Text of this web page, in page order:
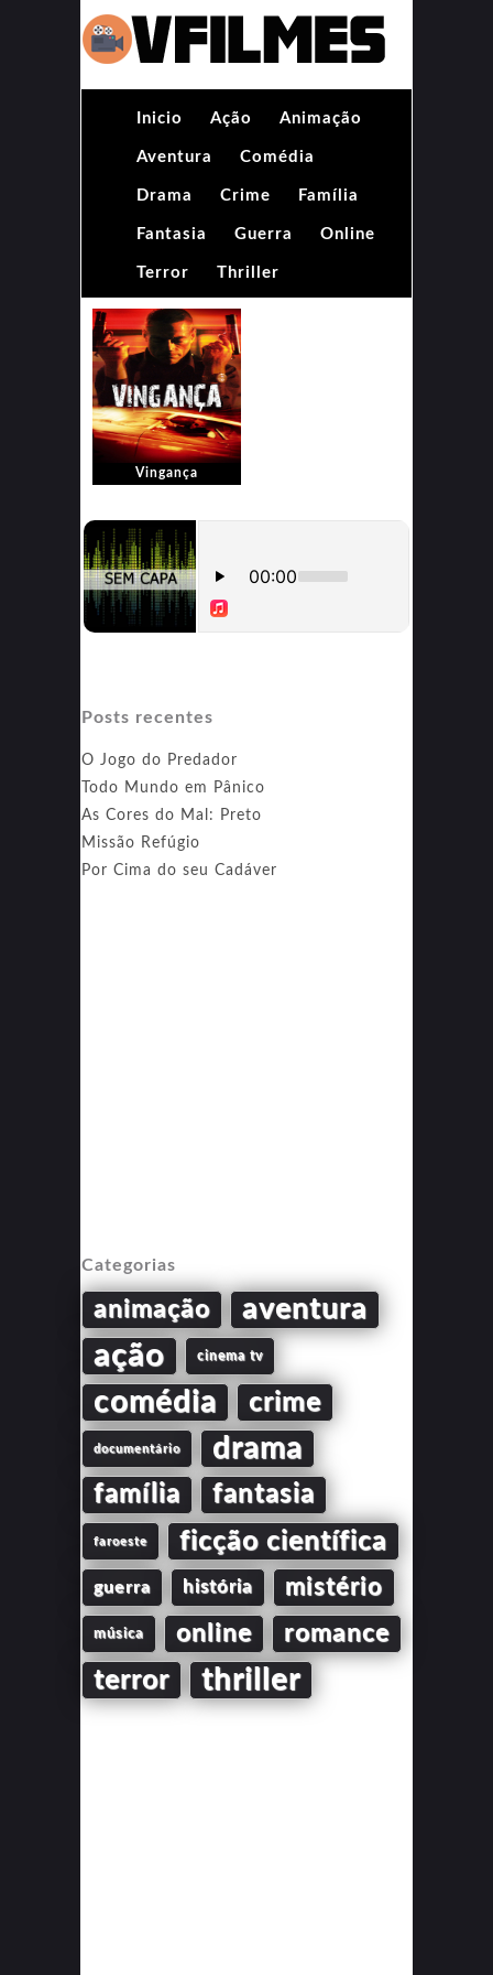
Inicio Ação Animação
Aventura Comédia
Drama Crime Família
Fantasia Guerra Online
Terror Thriller
Vingança
Posts recentes
O Jogo do Predador
Todo Mundo em Pânico
As Cores do Mal: Preto
Missão Refúgio
Por Cima do seu Cadáver
Categorias
animação aventura
ação cinema tv
comédia crime
documentário drama
família fantasia
faroeste ficção científica
guerra história mistério
música online romance
terror thriller